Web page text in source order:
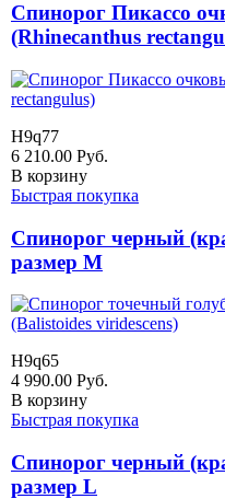
Спинорог Пикассо
(Rhinecanthus
H9q77
6 210.00 Руб.
В корзину
Быстрая покупка
Спинорог черный
размер M
H9q65
4 990.00 Руб.
В корзину
Быстрая покупка
Спинорог черный
размер L